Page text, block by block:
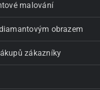
malování
obrazem
zákazníky